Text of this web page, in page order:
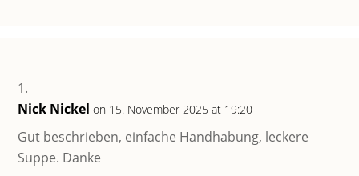
Nick Nickel on 15. November 2025 at 19:20
Gut beschrieben, einfache Handhabung, leckere
Suppe. Danke